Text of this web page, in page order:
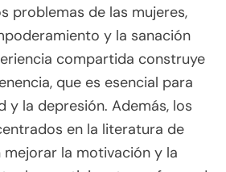
problemas de las mujeres,
y la sanación
compartida construye
que es esencial para
y la depresión. Además, los
en la literatura de
la motivación y la